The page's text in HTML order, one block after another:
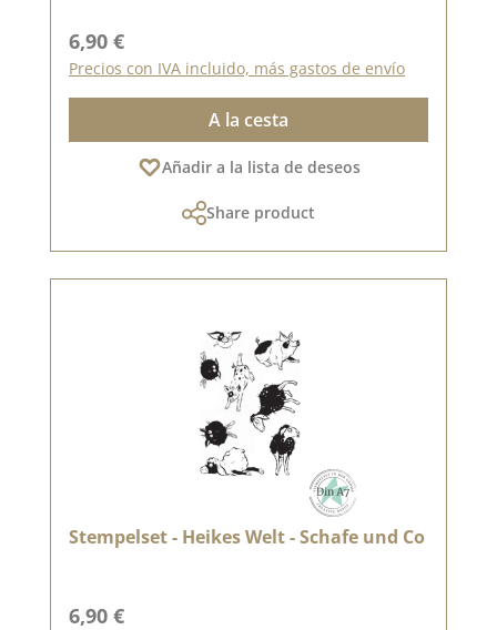
Precio normal:
6,90 €
Precios con IVA incluido, más gastos de envío
A la cesta
Añadir a la lista de deseos
Share product
Stempelset - Heikes Welt - Schafe und Co
Precio normal:
6,90 €